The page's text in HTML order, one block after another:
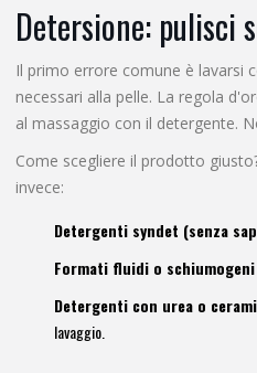
Detersione: pulisci
Il primo errore comune è lavarsi
necessari alla pelle. La regola
al massaggio con il detergente.
Come scegliere il prodotto
invece:
Detergenti syndet (senza
Formati fluidi o
Detergenti con urea o
lavaggio.